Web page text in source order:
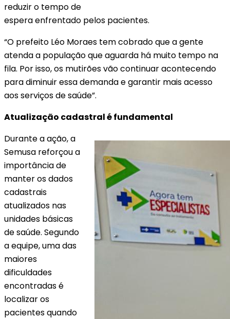
reduzir o tempo de
espera enfrentado pelos pacientes.
“O prefeito Léo Moraes tem cobrado que a gente
atenda a população que aguarda há muito tempo na
fila. Por isso, os mutirões vão continuar acontecendo
para diminuir essa demanda e garantir mais acesso
aos serviços de saúde”.
Atualização cadastral é fundamental
Durante a ação, a
Semusa reforçou a
importância de
manter os dados
cadastrais
atualizados nas
unidades básicas
de saúde. Segundo
a equipe, uma das
maiores
dificuldades
encontradas é
localizar os
pacientes quando